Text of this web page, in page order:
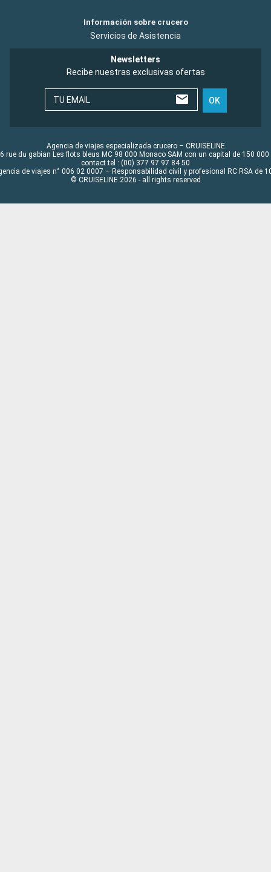
Información sobre crucero
Servicios de Asistencia
Newsletters
Recibe nuestras exclusivas ofertas
TU EMAIL OK
Agencia de viajes especializada crucero – CRUISELINE
rue du gabian Les flots bleus MC 98 000 Monaco SAM con un capital de 150 000
contact tel : (00) 377 97 97 84 50
de viajes n° 006 02 0007 – Responsabilidad civil y profesional RC RSA de
© CRUISELINE 2026 - all rights reserved